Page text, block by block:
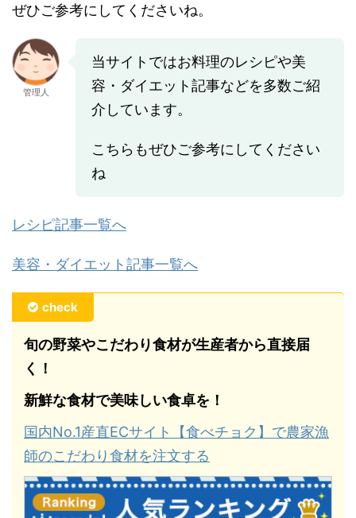
ぜひご参考にしてくださいね。
管理人
当サイトではお料理のレシピや美
容・ダイエット記事などを多数ご紹
介しています。
こちらもぜひご参考にしてください
ね
レシピ記事一覧へ
美容・ダイエット記事一覧へ
check
旬の野菜やこだわり食材が生産者から直接届
く！
新鮮な食材で美味しい食卓を！
国内No.1産直ECサイト【食べチョク】で農家漁
師のこだわり食材を注文する